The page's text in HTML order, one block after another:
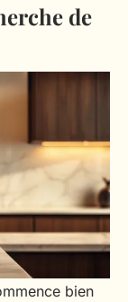
de
bien